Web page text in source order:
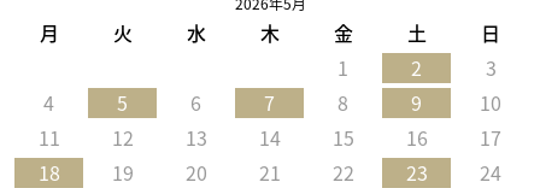
月 火 水 木 金 土 日
1 2
3
4
5 6 7 8 9
10
11
12 13 14 15 16
17
18
19 20 21 22 23
24